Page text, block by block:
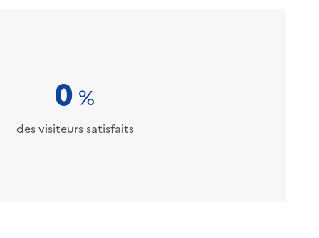
0 %
des visiteurs satisfaits